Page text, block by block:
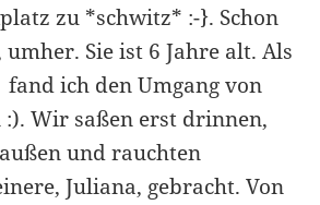
zu *schwitz* :-}. Schon
Sie ist 6 Jahre alt. Als
ich den Umgang von
Wir saßen erst drinnen,
und rauchten
Juliana, gebracht. Von